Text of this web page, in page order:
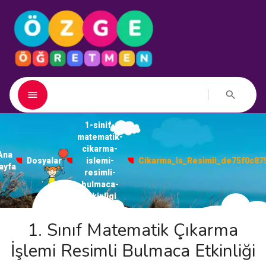
Dosyalar
1-sinif-
matematik-
cikarma-
islemi-
resimli-
bulmaca-
etkinligi
1. Sınıf Matematik Çıkarma
İşlemi Resimli Bulmaca Etkinliği